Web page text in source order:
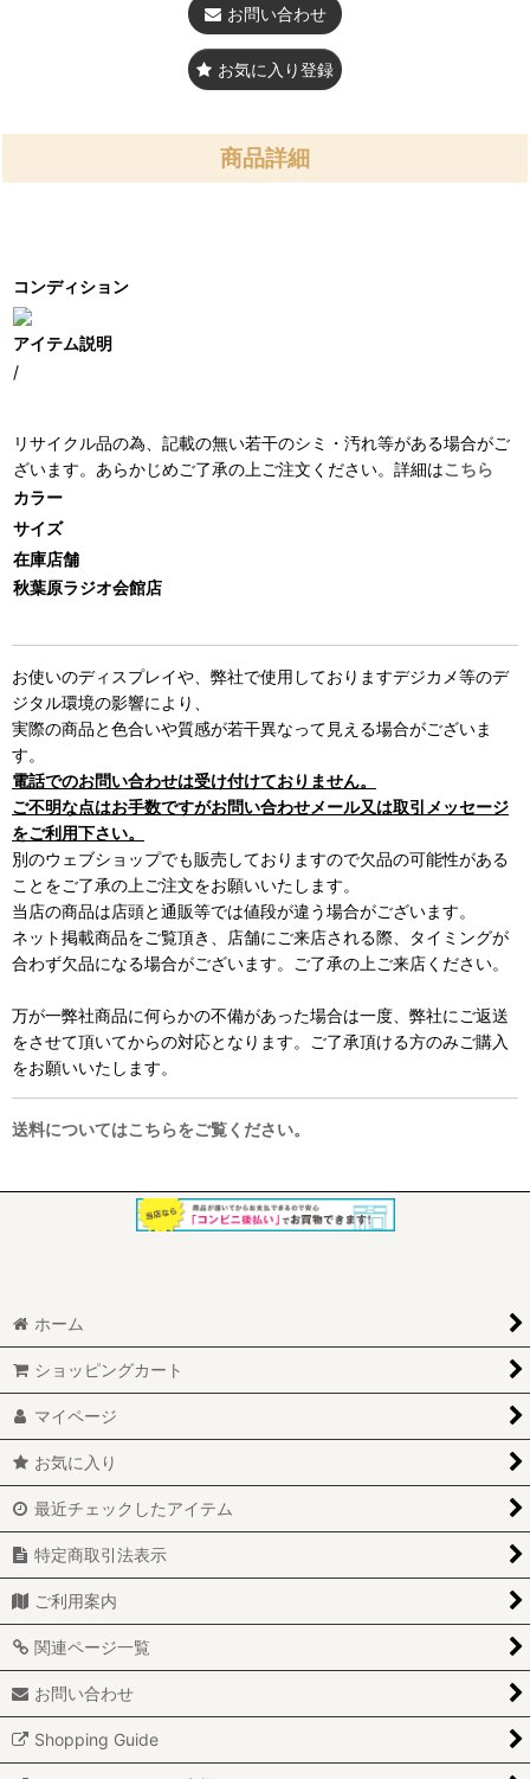
お問い合わせ
お気に入り登録
商品詳細
コンディション
アイテム説明
/
リサイクル品の為、記載の無い若干のシミ・汚れ等がある場合がご
ざいます。あらかじめご了承の上ご注文ください。詳細はこちら
カラー
サイズ
在庫店舗
秋葉原ラジオ会館店
お使いのディスプレイや、弊社で使用しておりますデジカメ等のデ
ジタル環境の影響により、
実際の商品と色合いや質感が若干異なって見える場合がございま
す。
電話でのお問い合わせは受け付けておりません。
ご不明な点はお手数ですがお問い合わせメール又は取引メッセージ
をご利用下さい。
別のウェブショップでも販売しておりますので欠品の可能性がある
ことをご了承の上ご注文をお願いいたします。
当店の商品は店頭と通販等では値段が違う場合がございます。
ネット掲載商品をご覧頂き、店舗にご来店される際、タイミングが
合わず欠品になる場合がございます。ご了承の上ご来店ください。
万が一弊社商品に何らかの不備があった場合は一度、弊社にご返送
をさせて頂いてからの対応となります。ご了承頂ける方のみご購入
をお願いいたします。
送料についてはこちらをご覧ください。
ホーム
ショッピングカート
マイページ
お気に入り
最近チェックしたアイテム
特定商取引法表示
ご利用案内
関連ページ一覧
お問い合わせ
Shopping Guide